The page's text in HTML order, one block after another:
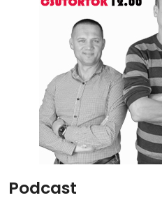
Podcast